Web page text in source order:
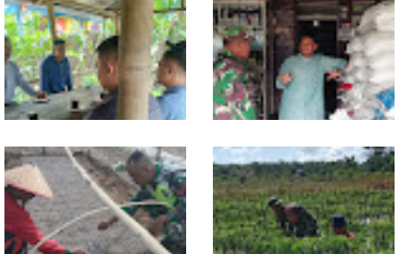
Jelang Seleksi Komcad, Plh.
Pasiter Kodim
0118/Subulussalam Bekali
Pemuda dengan Motivasi
Komsos dengan Pedagang,
Babinsa Rundeng Cek
Ketersediaan Pupuk bagi
Petani